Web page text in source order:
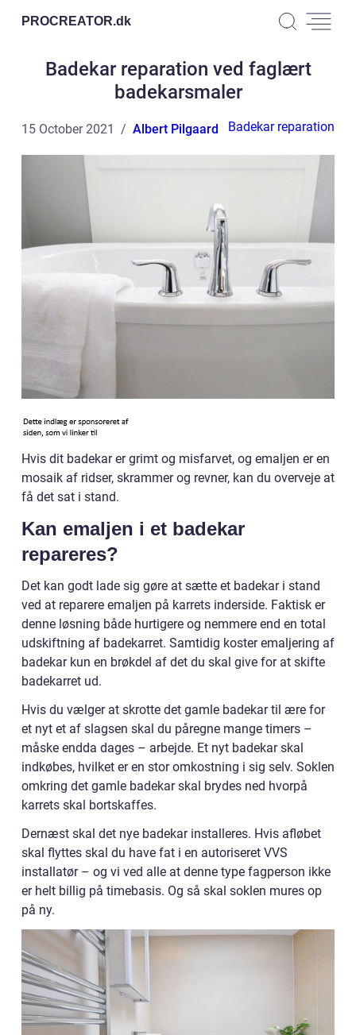
PROCREATOR.dk
Badekar reparation ved faglært
badekarsmaler
15 October 2021 Albert Pilgaard Badekar reparation
Hvis dit badekar er grimt og misfarvet, og emaljen er en
mosaik af ridser, skrammer og revner, kan du overveje at
få det sat i stand.
Kan emaljen i et badekar
repareres?
Det kan godt lade sig gøre at sætte et badekar i stand
ved at reparere emaljen på karrets inderside. Faktisk er
denne løsning både hurtigere og nemmere end en total
udskiftning af badekarret. Samtidig koster emaljering af
badekar kun en brøkdel af det du skal give for at skifte
badekarret ud.
Hvis du vælger at skrotte det gamle badekar til ære for
et nyt et af slagsen skal du påregne mange timers –
måske endda dages – arbejde. Et nyt badekar skal
indkøbes, hvilket er en stor omkostning i sig selv. Soklen
omkring det gamle badekar skal brydes ned hvorpå
karrets skal bortskaffes.
Dernæst skal det nye badekar installeres. Hvis afløbet
skal flyttes skal du have fat i en autoriseret VVS
installatør – og vi ved alle at denne type fagperson ikke
er helt billig på timebasis. Og så skal soklen mures op
på ny.